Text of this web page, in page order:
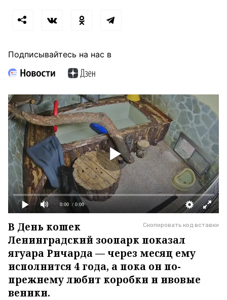
Подписывайтесь на нас в
0:00 / 0:00
Скопировать код вставки
В День кошек
Ленинградский зоопарк показал
ягуара Ричарда — через месяц ему
исполнится 4 года, а пока он по-
прежнему любит коробки и ивовые
веники.